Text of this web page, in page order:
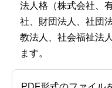
法人格（株式会社、
社、財団法人、社団
教法人、社会福祉法
ます。